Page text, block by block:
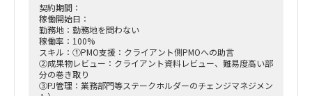
・実現計画、品質／調達（検証・受入計画、トレーサビリテ
ィ、段階リリース、RFP・SLA策定、ベンダーマネジメント）
■期間：2025年10月1日～12月31日（以降継続の可能性あ
り）
■出社の仕方について：横浜駅周辺ハイブリッド出社
契約期間：
稼働開始日：
勤務地：勤務地を問わない
稼働率：100%
スキル：①PMO支援：クライアント側PMOへの助言
②成果物レビュー：クライアント資料レビュー、難易度高い部
分の巻き取り
③PJ管理：業務部門等ステークホルダーのチェンジマネジメン